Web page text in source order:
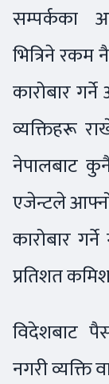
सम्पर्कका
भित्रिने रकम
कारोबार
व्यक्तिहरू
नेपालबाट
एजेन्टले
कारोबार
प्रतिशत
विदेशबाट
नगरी व्यक्ति